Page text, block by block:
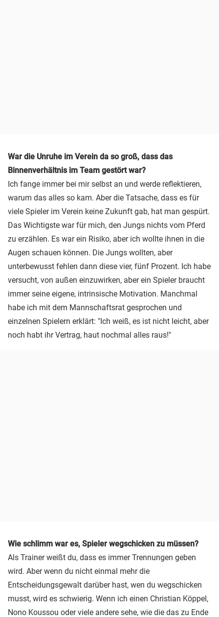
War die Unruhe im Verein da so groß, dass das
Binnenverhältnis im Team gestört war?
Ich fange immer bei mir selbst an und werde reflektieren,
warum das alles so kam. Aber die Tatsache, dass es für
viele Spieler im Verein keine Zukunft gab, hat man gespürt.
Das Wichtigste war für mich, den Jungs nichts vom Pferd
zu erzählen. Es war ein Risiko, aber ich wollte ihnen in die
Augen schauen können. Die Jungs wollten, aber
unterbewusst fehlen dann diese vier, fünf Prozent. Ich habe
versucht, von außen einzuwirken, aber ein Spieler braucht
immer seine eigene, intrinsische Motivation. Manchmal
habe ich mit dem Mannschaftsrat gesprochen und
einzelnen Spielern erklärt: "Ich weiß, es ist nicht leicht, aber
noch habt ihr Vertrag, haut nochmal alles raus!"
Wie schlimm war es, Spieler wegschicken zu müssen?
Als Trainer weißt du, dass es immer Trennungen geben
wird. Aber wenn du nicht einmal mehr die
Entscheidungsgewalt darüber hast, wen du wegschicken
musst, wird es schwierig. Wenn ich einen Christian Köppel,
Nono Koussou oder viele andere sehe, wie die das zu Ende